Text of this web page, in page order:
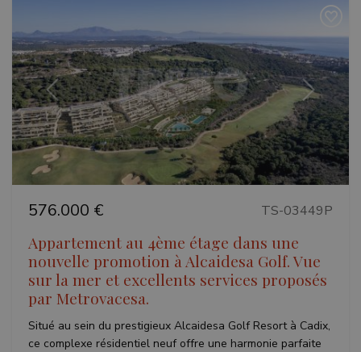
Précédent Suivant
576.000 € TS-03449P
Appartement au 4ème étage dans une
nouvelle promotion à Alcaidesa Golf. Vue
sur la mer et excellents services proposés
par Metrovacesa.
Situé au sein du prestigieux Alcaidesa Golf Resort à Cadix,
ce complexe résidentiel neuf offre une harmonie parfaite